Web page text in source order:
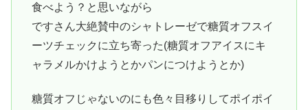
食べよう？と思いながら
ですさん大絶賛中のシャトレーゼで糖質オフスイ
ーツチェックに立ち寄った(糖質オフアイスにキ
ャラメルかけようとかパンにつけようとか)
糖質オフじゃないのにも色々目移りしてポイポイ